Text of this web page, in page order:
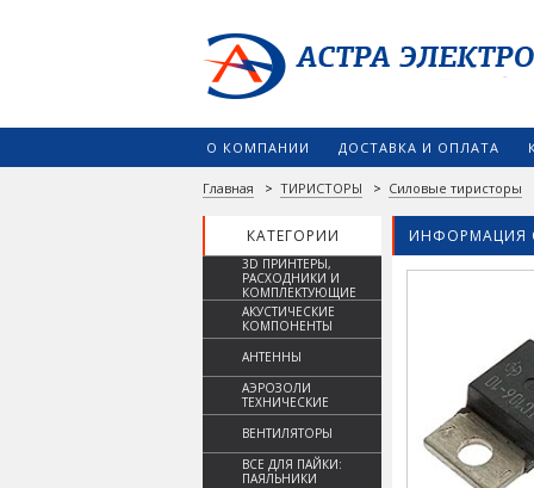
О КОМПАНИИ ДОСТАВКА И ОПЛАТА
Главная > ТИРИСТОРЫ > Силовые тиристоры
КАТЕГОРИИ ИНФОРМАЦИЯ
3D ПРИНТЕРЫ,
РАСХОДНИКИ И
КОМПЛЕКТУЮЩИЕ
АКУСТИЧЕСКИЕ
КОМПОНЕНТЫ
АНТЕННЫ
АЭРОЗОЛИ
ТЕХНИЧЕСКИЕ
ВЕНТИЛЯТОРЫ
ВСЕ ДЛЯ ПАЙКИ:
ПАЯЛЬНИКИ